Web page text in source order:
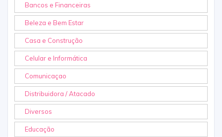
Bancos e Financeiras
Beleza e Bem Estar
Casa e Construção
Celular e Informática
Comunicaçao
Distribuidora / Atacado
Diversos
Educação